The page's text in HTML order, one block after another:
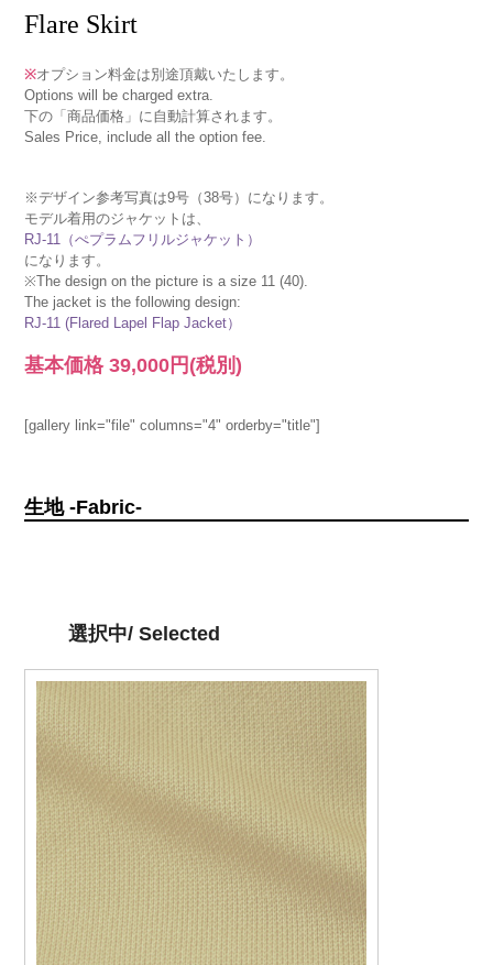
Flare Skirt
※オプション料金は別途頂戴いたします。
Options will be charged extra.
下の「商品価格」に自動計算されます。
Sales Price, include all the option fee.
※デザイン参考写真は9号（38号）になります。
モデル着用のジャケットは、
RJ-11（ぺプラムフリルジャケット）
になります。
※The design on the picture is a size 11 (40).
The jacket is the following design:
RJ-11 (Flared Lapel Flap Jacket）
基本価格39,000円 (税別)
[gallery link="file" columns="4" orderby="title"]
生地 -Fabric-
選択中/ Selected